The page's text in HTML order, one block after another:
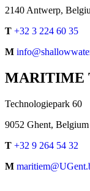
2140 Antwerp,
T +32 3 224 60 35
M
MARITIME
Technologiepark 60
9052 Ghent, Belgium
T +32 9 264 54 32
M